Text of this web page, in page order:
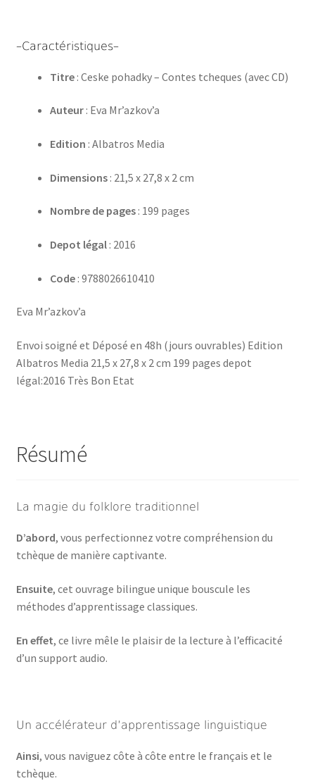
–Caractéristiques–
Titre: Ceske pohadky – Contes tcheques (avec CD)
Auteur: Eva Mr’azkov’a
Edition : Albatros Media
Dimensions: 21,5 x 27,8 x 2 cm
Nombre de pages: 199 pages
Depot légal: 2016
Code: 9788026610410
Eva Mr’azkov’a
Envoi soigné et Déposé en 48h (jours ouvrables) Edition
Albatros Media 21,5 x 27,8 x 2 cm 199 pages depot
légal:2016 Très Bon Etat
Résumé
La magie du folklore traditionnel
D’abord, vous perfectionnez votre compréhension du
tchèque de manière captivante.
Ensuite, cet ouvrage bilingue unique bouscule les
méthodes d’apprentissage classiques.
En effet, ce livre mêle le plaisir de la lecture à l’efficacité
d’un support audio.
Un accélérateur d’apprentissage linguistique
Ainsi, vous naviguez côte à côte entre le français et le
tchèque.